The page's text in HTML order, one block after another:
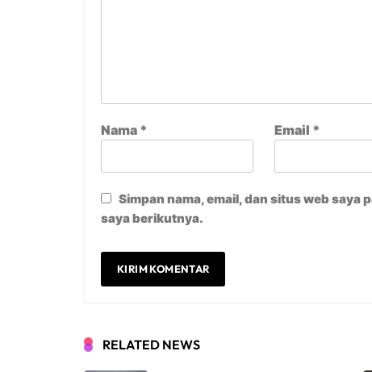
Nama * Email *
Simpan nama, email, dan situs web saya
saya berikutnya.
RELATED NEWS